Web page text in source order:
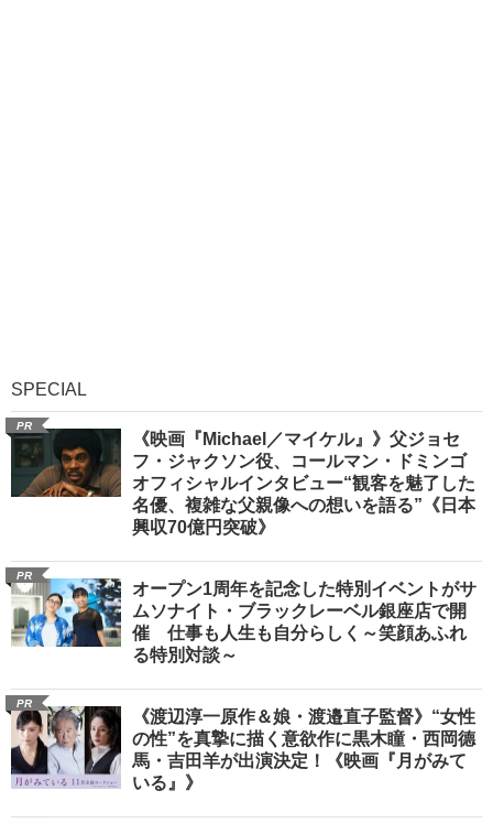
SPECIAL
PR
《映画『Michael／マイケル』》父ジョセ
フ・ジャクソン役、コールマン・ドミンゴ
オフィシャルインタビュー“観客を魅了した
名優、複雑な父親像への想いを語る”《日本
興収70億円突破》
PR
オープン1周年を記念した特別イベントがサ
ムソナイト・ブラックレーベル銀座店で開
催 仕事も人生も自分らしく～笑顔あふれ
る特別対談～
PR
《渡辺淳一原作＆娘・渡邉直子監督》“女性
の性”を真摯に描く意欲作に黒木瞳・西岡德
馬・吉田羊が出演決定！《映画『月がみて
いる』》